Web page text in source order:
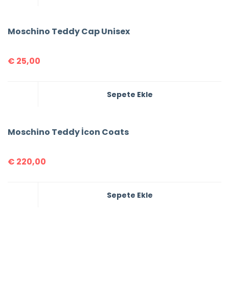
Moschino Teddy Cap Unisex
€ 25,00
Sepete Ekle
Moschino Teddy İcon Coats
€ 220,00
Sepete Ekle